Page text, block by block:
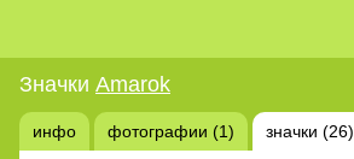
Значки Amarok
инфо фотографии (1) значки (26)